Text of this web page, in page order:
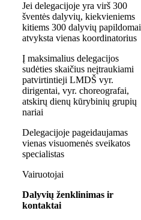
Jei delegacijoje yra virš 300
šventės dalyvių, kiekvieniems
kitiems 300 dalyvių papildomai
atvyksta vienas koordinatorius
Į maksimalius delegacijos
sudėties skaičius neįtraukiami
patvirtintieji LMDŠ vyr.
dirigentai, vyr. choreografai,
atskirų dienų kūrybinių grupių
nariai
Delegacijoje pageidaujamas
vienas visuomenės sveikatos
specialistas
Vairuotojai
Dalyvių ženklinimas ir
kontaktai